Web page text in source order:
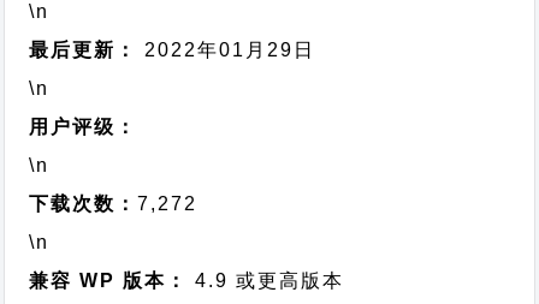
\n
最后更新：
2022年01月29日
\n
用户评级：
\n
下载次数：7,272
\n
兼容 WP 版本：
4.9 或更高版本